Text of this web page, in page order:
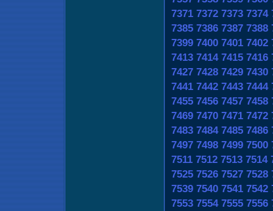
7371 7372 7373 7374
7385 7386 7387 7388
7399 7400 7401 7402
7413 7414 7415 7416
7427 7428 7429 7430
7441 7442 7443 7444
7455 7456 7457 7458
7469 7470 7471 7472
7483 7484 7485 7486
7497 7498 7499 7500
7511 7512 7513 7514
7525 7526 7527 7528
7539 7540 7541 7542
7553 7554 7555 7556